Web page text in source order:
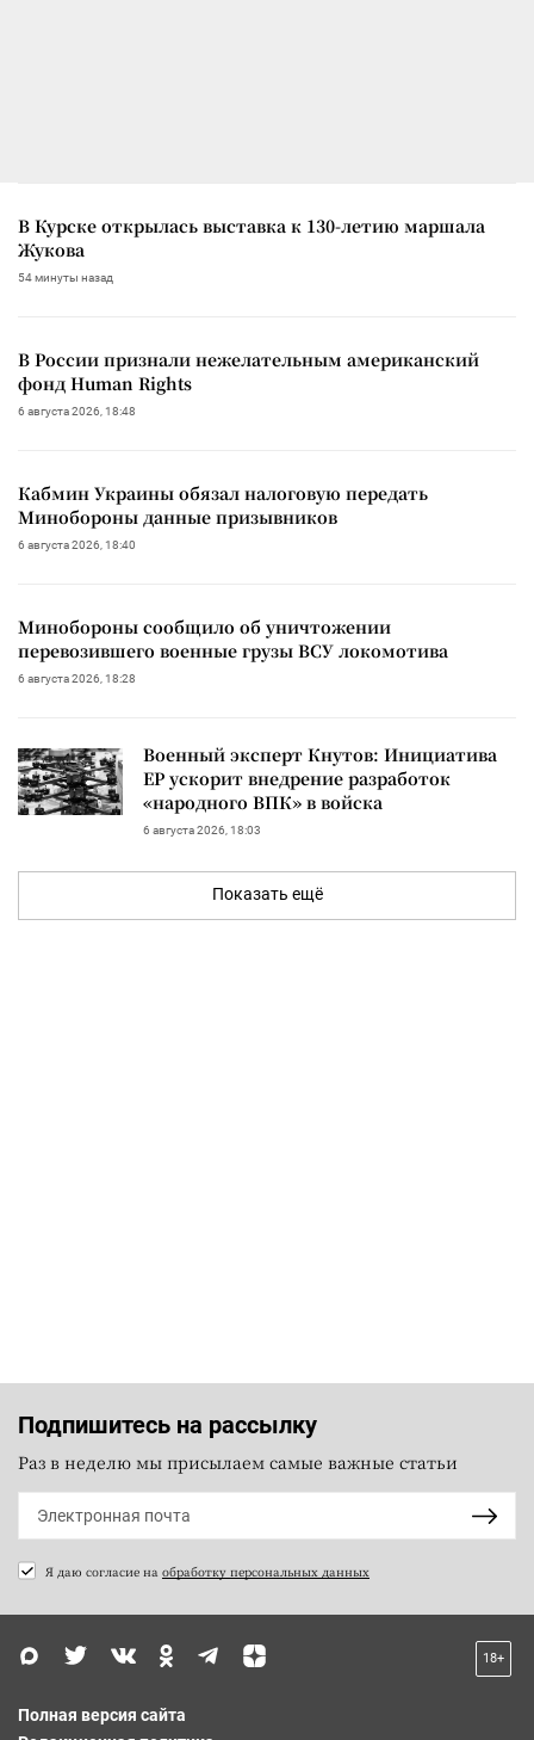
В Курске открылась выставка к 130-летию маршала
Жукова
54 минуты назад
В России признали нежелательным американский
фонд Human Rights
6 августа 2026, 18:48
Кабмин Украины обязал налоговую передать
Минобороны данные призывников
6 августа 2026, 18:40
Минобороны сообщило об уничтожении
перевозившего военные грузы ВСУ локомотива
6 августа 2026, 18:28
Военный эксперт Кнутов: Инициатива
ЕР ускорит внедрение разработок
«народного ВПК» в войска
6 августа 2026, 18:03
Показать ещё
Подпишитесь на рассылку
Раз в неделю мы присылаем самые важные статьи
Я даю согласие на обработку персональных данных
18+
Полная версия сайта